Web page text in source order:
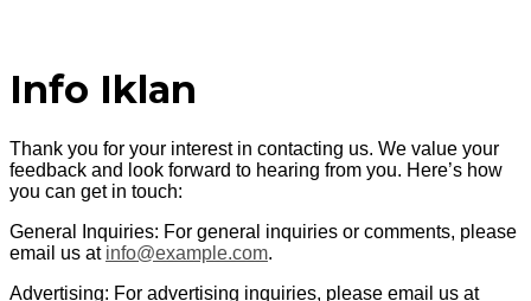
Info Iklan
Thank you for your interest in contacting us. We value your
feedback and look forward to hearing from you. Here’s how
you can get in touch:
General Inquiries: For general inquiries or comments, please
email us at info@example.com.
Advertising: For advertising inquiries, please email us at